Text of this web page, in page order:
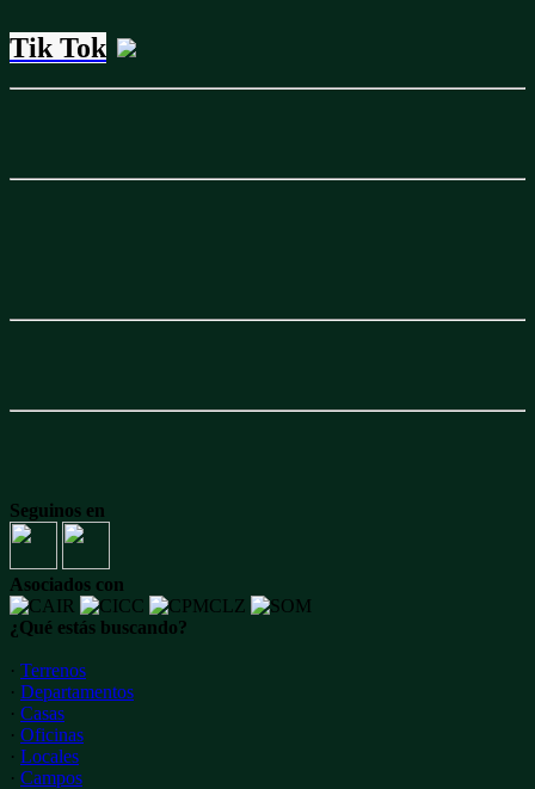
Tik Tok
Seguinos en
Asociados con
¿Qué estás buscando?
· Terrenos
· Departamentos
· Casas
· Oficinas
· Locales
· Campos